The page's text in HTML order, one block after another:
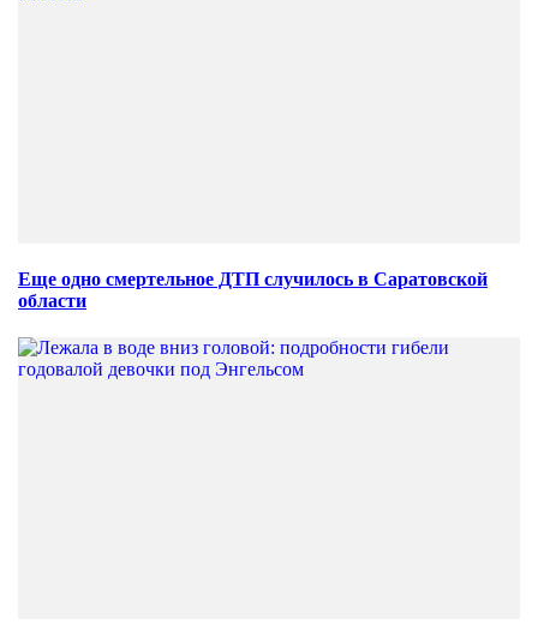
Еще одно смертельное ДТП случилось в Саратовской
области